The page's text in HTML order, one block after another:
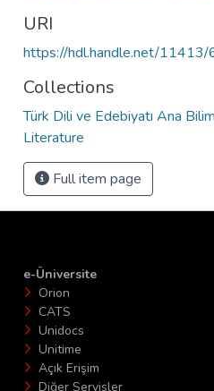
URI
https://hdl.handle.net/
Collections
Türk Dili ve Edebiyatı Ana
Literature
Full item page
e-Üniversite
Orion
CATS
Unidocs
Unitime
Açık Erişim
Diğer Servisler